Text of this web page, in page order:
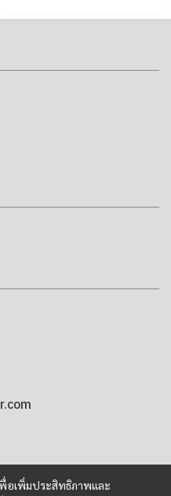
พื่อเพิ่มประสิทธิภาพและ